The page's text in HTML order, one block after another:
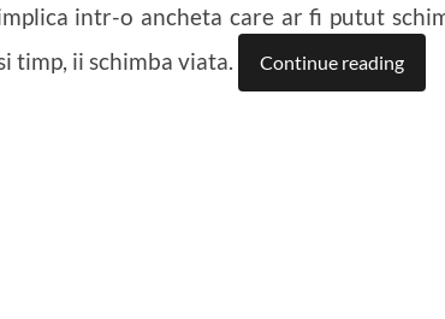
intr-o ancheta care ar fi putut
timp, ii schimba viata.
Continue reading